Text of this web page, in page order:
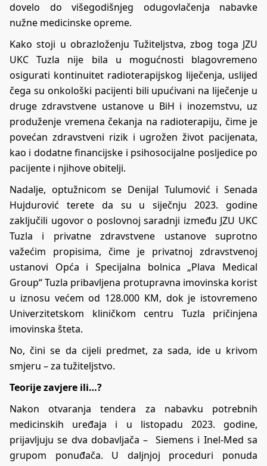
dovelo do višegodišnjeg odugovlačenja nabavke
nužne medicinske opreme.
Kako stoji u obrazloženju Tužiteljstva, zbog toga JZU
UKC Tuzla nije bila u mogućnosti blagovremeno
osigurati kontinuitet radioterapijskog liječenja, uslijed
čega su onkološki pacijenti bili upućivani na liječenje u
druge zdravstvene ustanove u BiH i inozemstvu, uz
produženje vremena čekanja na radioterapiju, čime je
povećan zdravstveni rizik i ugrožen život pacijenata,
kao i dodatne financijske i psihosocijalne posljedice po
pacijente i njihove obitelji.
Nadalje, optužnicom se Denijal Tulumović i Senada
Hujdurović terete da su u siječnju 2023. godine
zaključili ugovor o poslovnoj saradnji između JZU UKC
Tuzla i privatne zdravstvene ustanove suprotno
važećim propisima, čime je privatnoj zdravstvenoj
ustanovi Opća i Specijalna bolnica „Plava Medical
Group“ Tuzla pribavljena protupravna imovinska korist
u iznosu većem od 128.000 KM, dok je istovremeno
Univerzitetskom kliničkom centru Tuzla pričinjena
imovinska šteta.
No, čini se da cijeli predmet, za sada, ide u krivom
smjeru – za tužiteljstvo.
Teorije zavjere ili…?
Nakon otvaranja tendera za nabavku potrebnih
medicinskih uređaja i u listopadu 2023. godine,
prijavljuju se dva dobavljača – Siemens i Inel-Med sa
grupom ponuđača. U daljnjoj proceduri ponuda